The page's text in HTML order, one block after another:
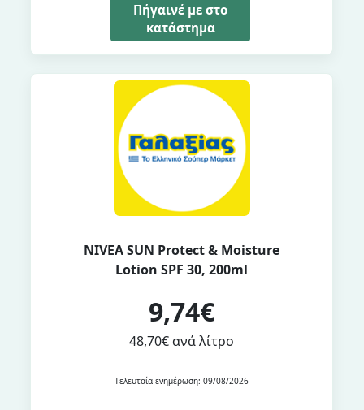
Πήγαινέ με στο
κατάστημα
NIVEA SUN Protect & Moisture
Lotion SPF 30, 200ml
9,74€
48,70€ ανά λίτρο
Τελευταία ενημέρωση: 09/08/2026